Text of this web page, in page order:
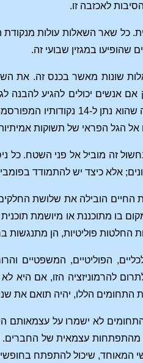
לאכזבה זו.
כל שאר השאלות עולות
שהופיעו במגזין שבועי זה.
שונות מאשר בכנס זה. את
אם אנשים יכולים להגיע
איתה. וילסון חש זאת.
הגל הפראי של תשוקות אמיתיות
זה מוביל אל פני השטח. כל
אלא כיצד יש להתמודד
החיים הובילה את שלושת
בו מתוכננת או מיושמת
החלטות פוליטיות, הן מתנגשות
הפוליטיים,
להרמוניזציה הזו, אם היא
הללו, יהיה תואם את
לא ישמרו על עצמאותם
עצמאית של החברים.
שיכול להתפתח